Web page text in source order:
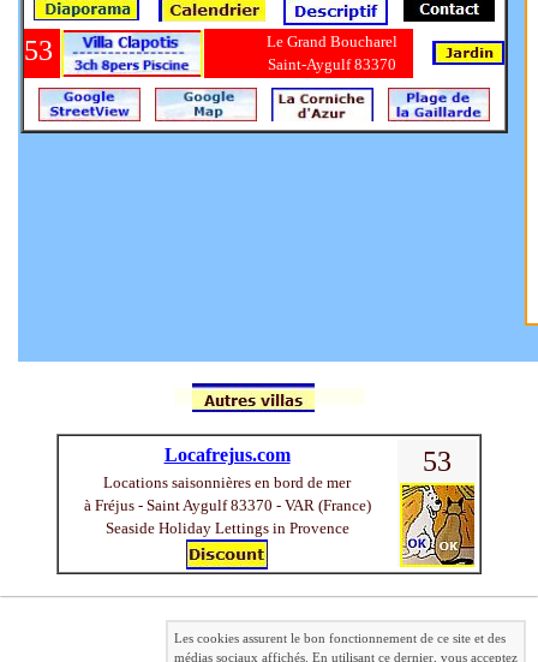
53
Le Grand Boucharel
Saint-Aygulf 83370
Locafrejus.com
Locations saisonnières en bord de mer
à Fréjus - Saint Aygulf 83370 - VAR (France)
Seaside Holiday Lettings in Provence
53
Les cookies assurent le bon fonctionnement de ce site et des
médias sociaux affichés. En utilisant ce dernier, vous acceptez